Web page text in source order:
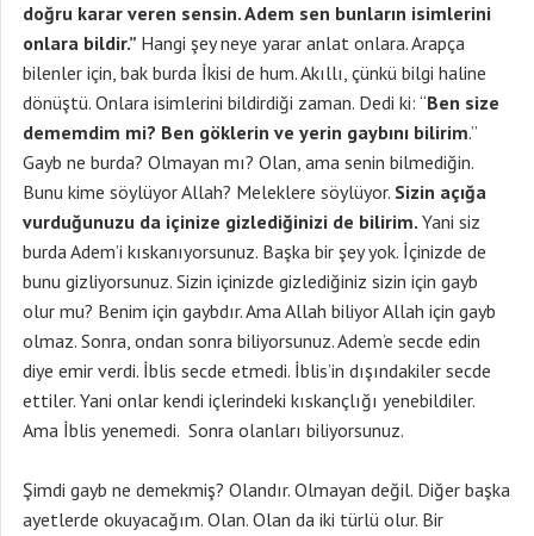
doğru karar veren sensin. Adem sen bunların isimlerini
onlara bildir.” Hangi şey neye yarar anlat onlara. Arapça
bilenler için, bak burda İkisi de hum. Akıllı, çünkü bilgi haline
dönüştü. Onlara isimlerini bildirdiği zaman. Dedi ki: “Ben size
dememdim mi? Ben göklerin ve yerin gaybını bilirim.”
Gayb ne burda? Olmayan mı? Olan, ama senin bilmediğin.
Bunu kime söylüyor Allah? Meleklere söylüyor. Sizin açığa
vurduğunuzu da içinize gizlediğinizi de bilirim. Yani siz
burda Adem’i kıskanıyorsunuz. Başka bir şey yok. İçinizde de
bunu gizliyorsunuz. Sizin içinizde gizlediğiniz sizin için gayb
olur mu? Benim için gaybdır. Ama Allah biliyor Allah için gayb
olmaz. Sonra, ondan sonra biliyorsunuz. Adem’e secde edin
diye emir verdi. İblis secde etmedi. İblis’in dışındakiler secde
ettiler. Yani onlar kendi içlerindeki kıskançlığı yenebildiler.
Ama İblis yenemedi. Sonra olanları biliyorsunuz.
Şimdi gayb ne demekmiş? Olandır. Olmayan değil. Diğer başka
ayetlerde okuyacağım. Olan. Olan da iki türlü olur. Bir